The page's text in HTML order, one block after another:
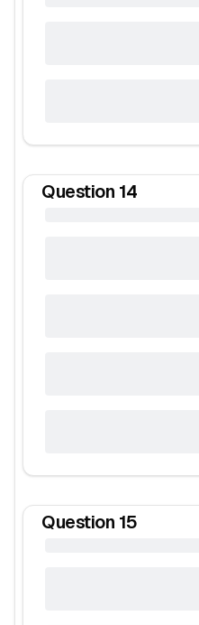
Question 14
Question 15